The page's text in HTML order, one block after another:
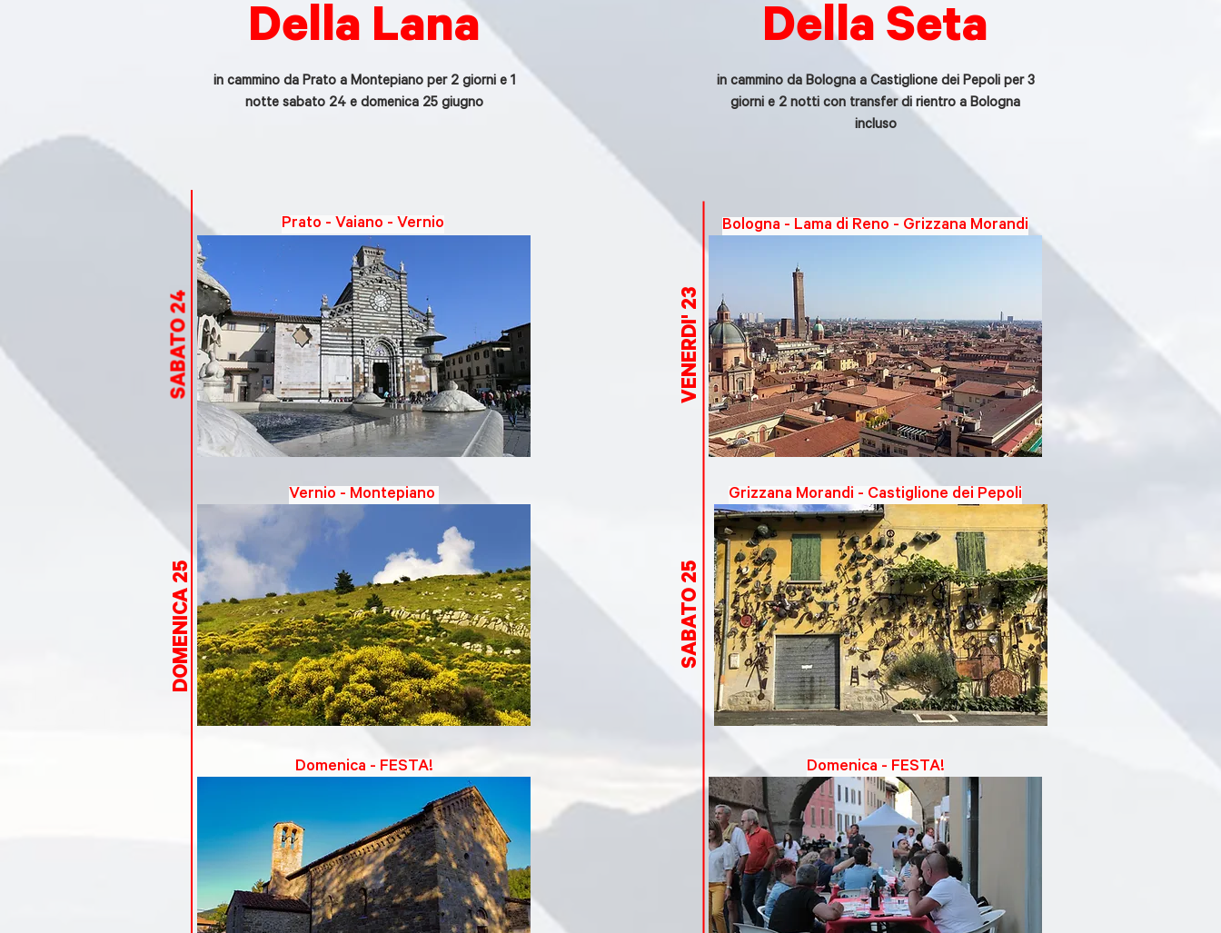
Della Lana
in cammino da Prato a Montepiano per 2 giorni e 1
notte sabato 24 e domenica 25 giugno
Della Seta
in cammino da Bologna a Castiglione dei Pepoli per 3
giorni e 2 notti con transfer di rientro a Bologna
incluso
Prato - Vaiano - Vernio
SABATO 24
Vernio - Montepiano
DOMENICA 25
Bologna - Lama di Reno - Grizzana Morandi
VENERDI' 23
Grizzana Morandi - Castiglione dei Pepoli
SABATO 25
Domenica - FESTA! Domenica - FESTA!